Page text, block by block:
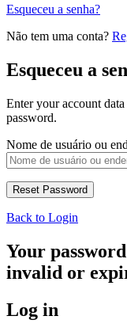
Esqueceu a senha?
Não tem uma conta?
Esqueceu a
Enter your account
password.
Nome de usuário ou
Back to Login
Your
invalid or
Log in